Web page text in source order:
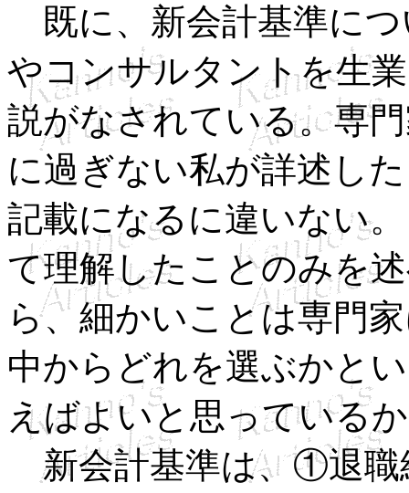
既に、新会計基準に
やコンサルタントを生
説がなされている。専
に過ぎない私が詳述し
記載になるに違いない
て理解したことのみを
ら、細かいことは専門
中からどれを選ぶかと
えばよいと思っている
新会計基準は、①退